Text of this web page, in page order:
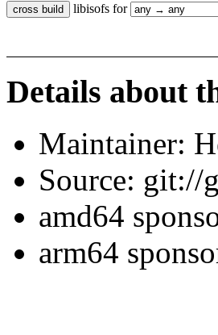
libisofs for
Details about
Maintainer:
Source: git://
amd64
arm64